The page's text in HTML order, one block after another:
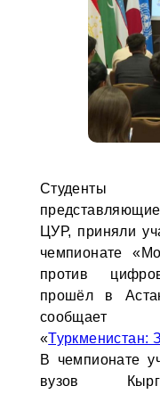
Студенты
ЦУР, приняли
чемпионате
против
прошёл в
сообщает
«Туркменистан:
В чемпионате
вузов